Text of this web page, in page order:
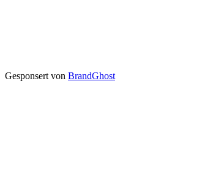
Gesponsert von BrandGhost